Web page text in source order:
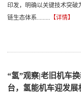
印发，明确以关键技术突
链生态体系......... 【详情】
“氢”观察|老旧机车
台，氢能机车迎发展